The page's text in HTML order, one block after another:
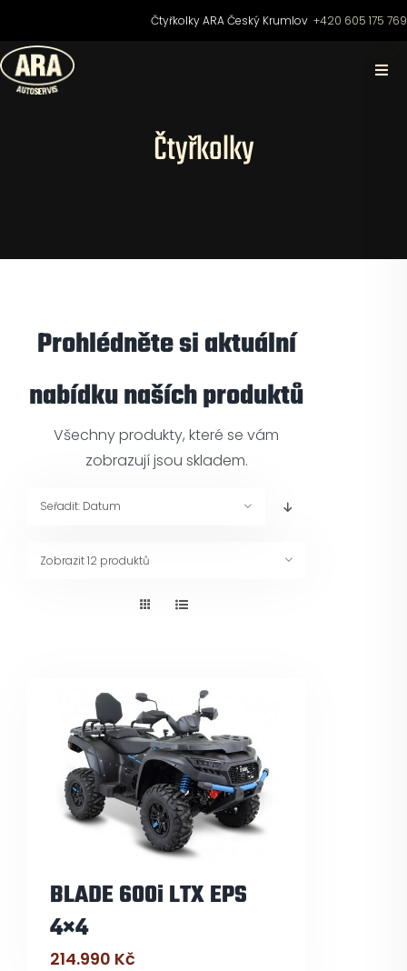
obsah
Čtyřkolky ARA Český Krumlov+420 605 175 769
Skútry
Čtyřkolky
Prohlédněte si aktuální
nabídku naších produktů
Všechny produkty, které se vám
zobrazují jsou skladem.
Seřadit: Datum
Zobrazit12 produktů
BLADE 600i LTX EPS
4×4
214.990 Kč